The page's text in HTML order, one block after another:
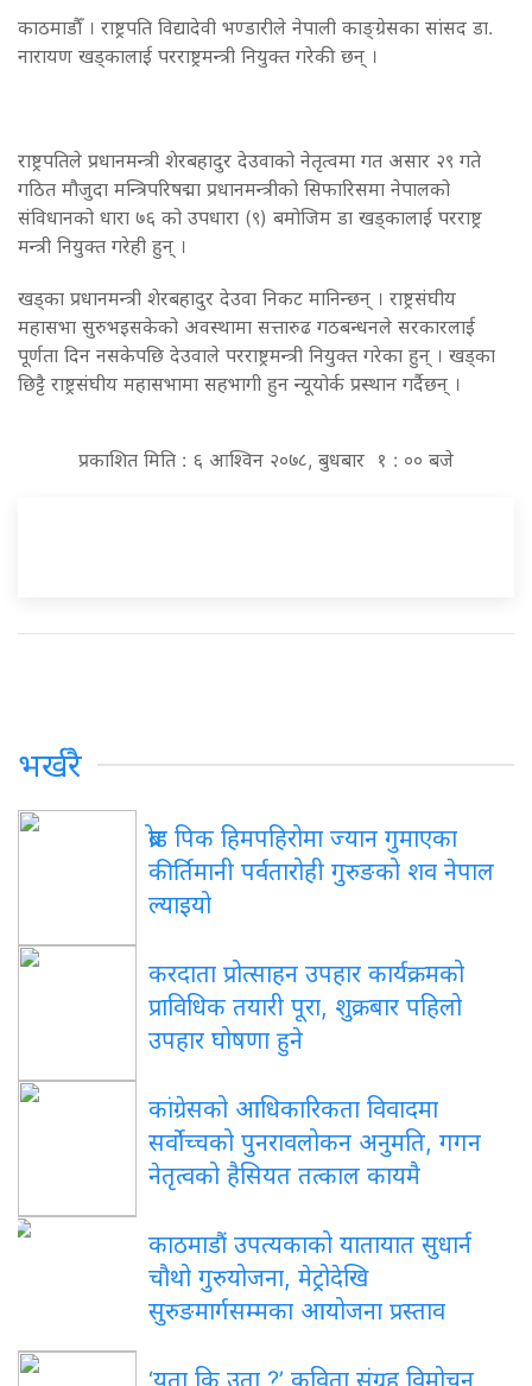
काठमाडौँ । राष्ट्रपति विद्यादेवी भण्डारीले नेपाली काङ्ग्रेसका सांसद डा.
नारायण खड्कालाई परराष्ट्रमन्त्री नियुक्त गरेकी छन् ।
राष्ट्रपतिले प्रधानमन्त्री शेरबहादुर देउवाको नेतृत्वमा गत असार २९ गते
गठित मौजुदा मन्त्रिपरिषद्मा प्रधानमन्त्रीको सिफारिसमा नेपालको
संविधानको धारा ७६ को उपधारा (९) बमोजिम डा खड्कालाई परराष्ट्र
मन्त्री नियुक्त गरेही हुन् ।
खड्का प्रधानमन्त्री शेरबहादुर देउवा निकट मानिन्छन् । राष्ट्रसंघीय
महासभा सुरुभइसकेको अवस्थामा सत्तारुढ गठबन्धनले सरकारलाई
पूर्णता दिन नसकेपछि देउवाले परराष्ट्रमन्त्री नियुक्त गरेका हुन् । खड्का
छिट्टै राष्ट्रसंघीय महासभामा सहभागी हुन न्यूयोर्क प्रस्थान गर्दैछन् ।
प्रकाशित मिति : ६ आश्विन २०७८, बुधबार १ : ०० बजे
भर्खरै
ब्रोड पिक हिमपहिरोमा ज्यान गुमाएका
कीर्तिमानी पर्वतारोही गुरुङको शव नेपाल
ल्याइयो
करदाता प्रोत्साहन उपहार कार्यक्रमको
प्राविधिक तयारी पूरा, शुक्रबार पहिलो
उपहार घोषणा हुने
कांग्रेसको आधिकारिकता विवादमा
सर्वोच्चको पुनरावलोकन अनुमति, गगन
नेतृत्वको हैसियत तत्काल कायमै
काठमाडौं उपत्यकाको यातायात सुधार्न
चौथो गुरुयोजना, मेट्रोदेखि
सुरुङमार्गसम्मका आयोजना प्रस्ताव
‘यता कि उता ?’ कविता संग्रह विमोचन